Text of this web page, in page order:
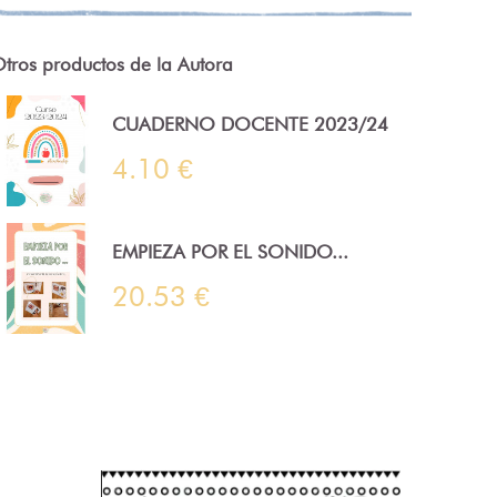
productos de la Autora
CUADERNO DOCENTE 2023/24
4.10 €
EMPIEZA POR EL SONIDO...
20.53 €